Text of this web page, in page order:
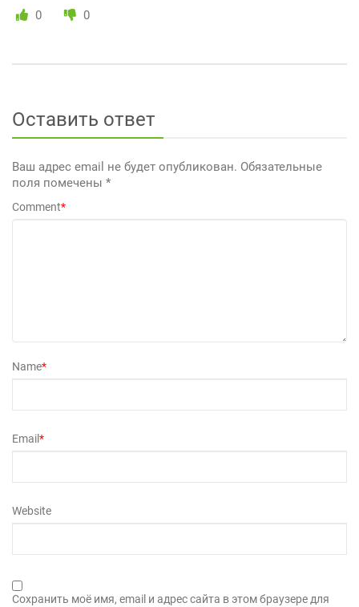
0
0
Оставить ответ
Ваш адрес email не будет опубликован. Обязательные
поля помечены *
Comment*
Name*
Email*
Website
Сохранить моё имя, email и адрес сайта в этом браузере для